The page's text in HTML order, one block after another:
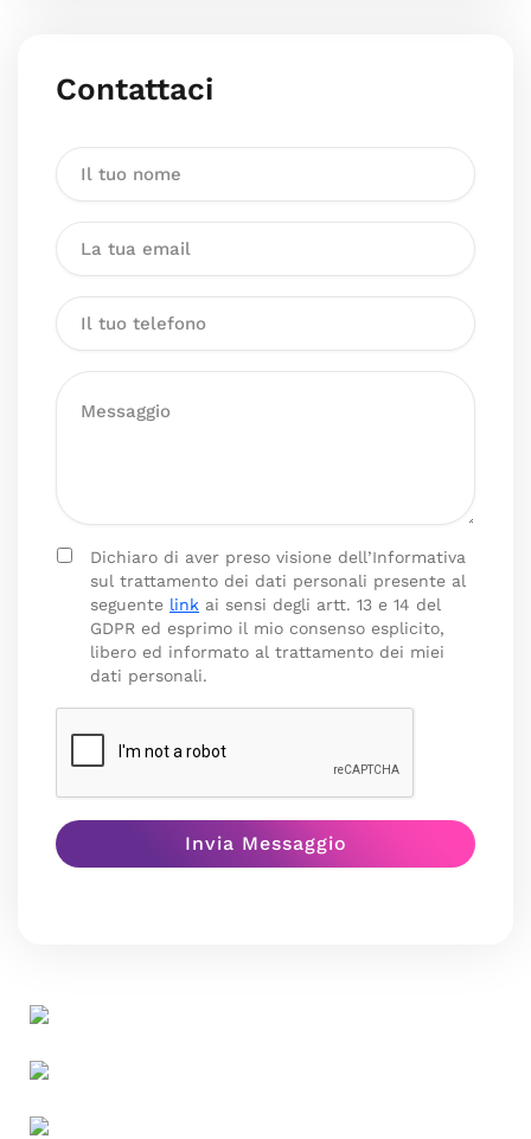
Contattaci
Dichiaro di aver preso visione dell’Informativa
sul trattamento dei dati personali presente al
seguente link ai sensi degli artt. 13 e 14 del
GDPR ed esprimo il mio consenso esplicito,
libero ed informato al trattamento dei miei
dati personali.